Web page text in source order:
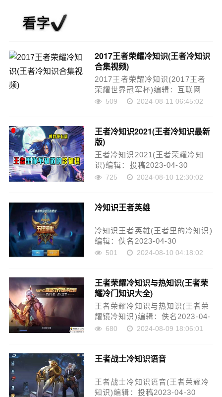
知识。一、王者荣耀英雄精灵是
一个真实……
527 2024-08-13 17:33:03
2017王者荣耀冷知识(王者冷知识
合集视频)
2017王者荣耀冷知识(2017王者
荣耀世界冠军杯)编辑：互联网
2023-04-30 23:35:08-2017年，
的MOBA游戏，王者荣耀不仅给
玩家带来了精彩的游戏体验，同
时也吸……
509 2024-08-11 06:45:02
王者冷知识2021(王者冷知识最新
版)
王者冷知识2021(王者荣耀冷知
识)编辑：投稿2023-04-30
23:38:54-王者荣耀已经成为了国
自行发现一些游戏的冷知识。今
冷知识。1. 长按……
725 2024-08-10 12:30:02
冷知识王者英雄
冷知识王者英雄(王者里的冷知识)
编辑：佚名2023-04-30
23:40:38-冷知识：王者英雄《王
人的生活必备品。而游戏中的英
雄人物更是众所周知，不少玩家
们喜欢把它们当做自己的……
501 2024-08-10 04:18:02
王者荣耀冷知识与热知识(王者荣
耀冷门知识大全)
王者荣耀冷知识与热知识(王者荣
耀镜冷知识)编辑：佚名2023-04-
30 23:42:54-王者荣耀是现在备
的英雄、装备和玩法。而在这些
有很多你不知道的……
680 2024-08-09 18:06:01
王者战士冷知识语音
王者战士冷知识语音(王者荣耀冷
知识)编辑：投稿2023-04-30